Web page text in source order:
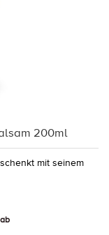
200ml
mit seinem